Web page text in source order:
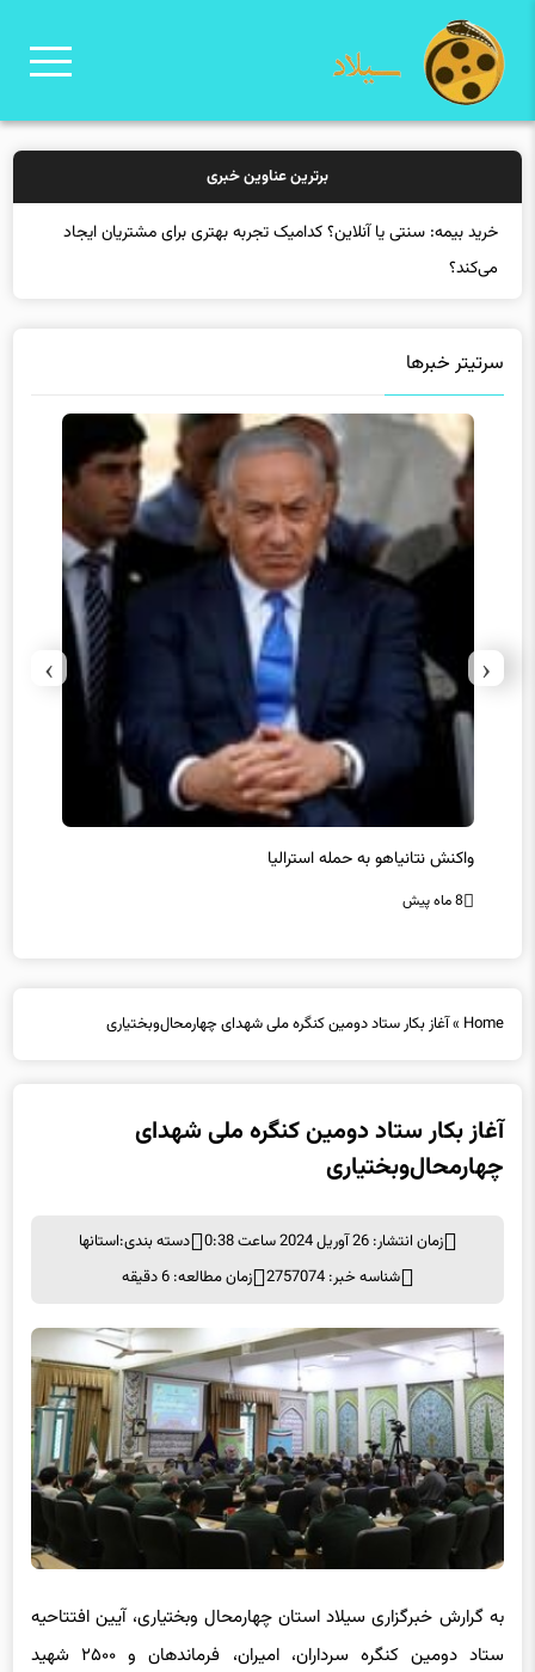
برترین عناوین خبری
خری
واکنش نتانیاهو به حمله استرالیا
8 ماه پیش
چهارمحال‌وبختیاری
شناسه خبر: 2757074
زمان مطالعه: 6 دقیقه
ستاد دومین کنگره سرداران، امیران، فرماندهان و ۲۵۰۰ شهید
چهارمحال ‌و بختیاری، با حضور سردار آزادی، رئیس سازمان حفظ آثار و